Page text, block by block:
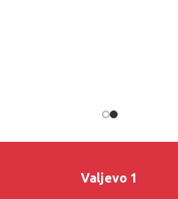
Valjevo 1